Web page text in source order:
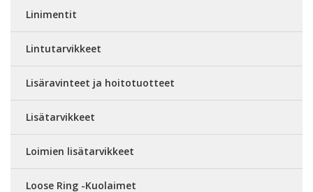
Linimentit
Lintutarvikkeet
Lisäravinteet ja hoitotuotteet
Lisätarvikkeet
Loimien lisätarvikkeet
Loose Ring -Kuolaimet